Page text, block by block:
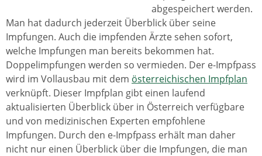
abgespeichert werden.
Man hat dadurch jederzeit Überblick über seine
Impfungen. Auch die impfenden Ärzte sehen sofort,
welche Impfungen man bereits bekommen hat.
Doppelimpfungen werden so vermieden. Der e-Impfpass
wird im Vollausbau mit dem österreichischen Impfplan
verknüpft. Dieser Impfplan gibt einen laufend
aktualisierten Überblick über in Österreich verfügbare
und von medizinischen Experten empfohlene
Impfungen. Durch den e-Impfpass erhält man daher
nicht nur einen Überblick über die Impfungen, die man